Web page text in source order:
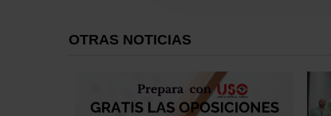
OTRAS NOTICIAS